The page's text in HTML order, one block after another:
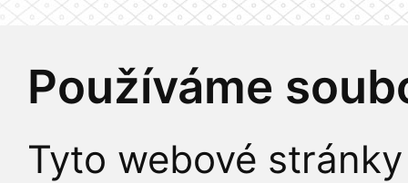
Používáme
Tyto webové